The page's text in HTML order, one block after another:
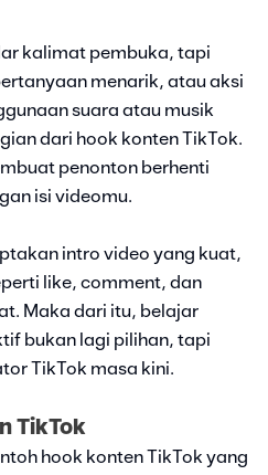
kalimat pembuka, tapi
menarik, atau aksi
suara atau musik
dari hook konten TikTok.
penonton berhenti
isi videomu.
intro video yang kuat,
like, comment, dan
Maka dari itu, belajar
bukan lagi pilihan, tapi
TikTok masa kini.
TikTok
hook konten TikTok yang